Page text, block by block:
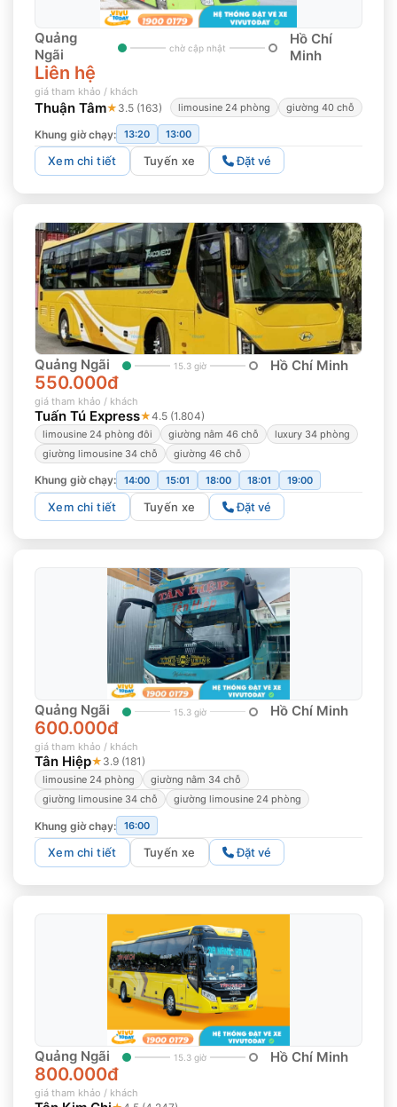
Quảng
Ngãi
chờ cập nhật
Hồ Chí
Minh
Liên hệ
giá tham khảo / khách
Thuận Tâm★ 3.5 (163) limousine 24 phòng giường 40 chỗ
Khung giờ chạy: 13:20 13:00
Xem chi tiết Tuyến xe Đặt vé
Quảng Ngãi 15.3 giờ Hồ Chí Minh
550.000đ
giá tham khảo / khách
Tuấn Tú Express★4.5 (1.804)
limousine 24 phòng đôi giường nằm 46 chỗ
luxury 34 phòng
giường limousine 34 chỗ
giường 46 chỗ
Khung giờ chạy: 14:00 15:01 18:00 18:01 19:00
Xem chi tiết Tuyến xe Đặt vé
Quảng Ngãi 15.3 giờ Hồ Chí Minh
600.000đ
giá tham khảo / khách
Tân Hiệp★ 3.9 (181)
limousine 24 phòng
giường nằm 34 chỗ
giường limousine 34 chỗ
giường limousine 24 phòng
Khung giờ chạy: 16:00
Xem chi tiết Tuyến xe Đặt vé
Quảng Ngãi 15.3 giờ Hồ Chí Minh
800.000đ
giá tham khảo / khách